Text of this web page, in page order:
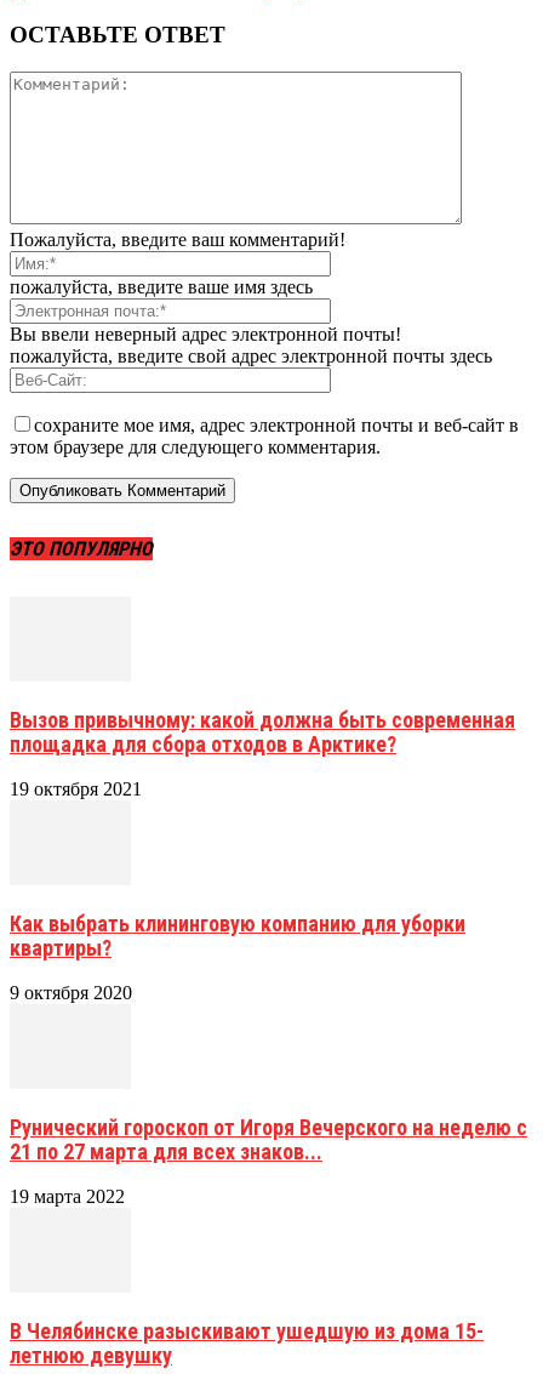
ОСТАВЬТЕ ОТВЕТ
Пожалуйста, введите ваш комментарий!
пожалуйста, введите ваше имя здесь
Вы ввели неверный адрес электронной почты!
пожалуйста, введите свой адрес электронной почты здесь
сохраните мое имя, адрес электронной почты и веб-сайт в
этом браузере для следующего комментария.
ЭТО ПОПУЛЯРНО
Вызов привычному: какой должна быть современная
площадка для сбора отходов в Арктике?
19 октября 2021
Как выбрать клининговую компанию для уборки
квартиры?
9 октября 2020
Рунический гороскоп от Игоря Вечерского на неделю с
21 по 27 марта для всех знаков...
19 марта 2022
В Челябинске разыскивают ушедшую из дома 15-
летнюю девушку